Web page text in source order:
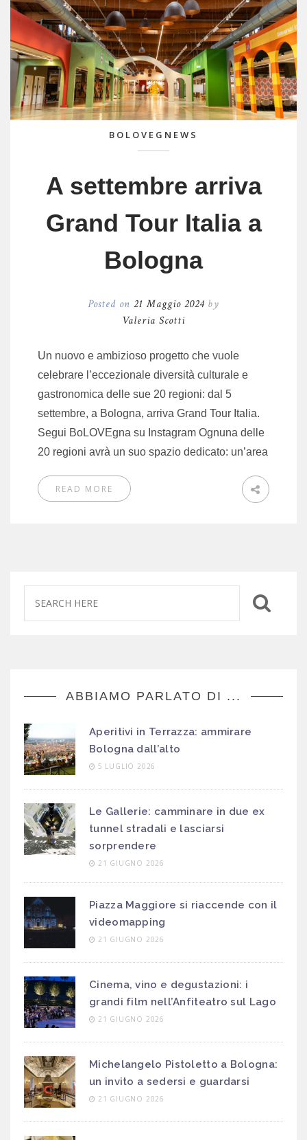
BOLOVEGNEWS
A settembre arriva
Grand Tour Italia a
Bologna
Posted on 21 Maggio 2024 by
Valeria Scotti
Un nuovo e ambizioso progetto che vuole
celebrare l’eccezionale diversità culturale e
gastronomica delle sue 20 regioni: dal 5
settembre, a Bologna, arriva Grand Tour Italia.
Segui BoLOVEgna su Instagram Ognuna delle
20 regioni avrà un suo spazio dedicato: un’area
READ MORE
ABBIAMO PARLATO DI ...
Aperitivi in Terrazza: ammirare
Bologna dall’alto
5 LUGLIO 2026
Le Gallerie: camminare in due ex
tunnel stradali e lasciarsi
sorprendere
21 GIUGNO 2026
Piazza Maggiore si riaccende con il
videomapping
21 GIUGNO 2026
Cinema, vino e degustazioni: i
grandi film nell’Anfiteatro sul Lago
21 GIUGNO 2026
Michelangelo Pistoletto a Bologna:
un invito a sedersi e guardarsi
21 GIUGNO 2026